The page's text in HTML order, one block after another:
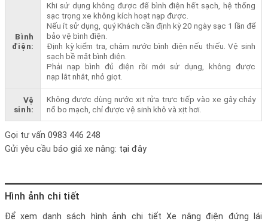
Bình
điện:
Khi sử dụng không được để bình điện hết sạch, hệ thống
sạc trọng xe không kích hoạt nạp được.
Nếu ít sử dụng, quý Khách cần định kỳ 20 ngày sạc 1 lần để
bảo vệ bình điện.
Định kỳ kiểm tra, châm nước bình điện nếu thiếu. Vệ sinh
sạch bề mặt bình điện.
Phải nạp bình đủ điện rồi mới sử dụng, không được
nạp lắt nhắt, nhỏ giọt.
Vệ
sinh:
Không được dùng nước xịt rửa trực tiếp vào xe gây cháy
nổ bo mạch, chỉ được vệ sinh khô và xịt hơi.
Gọi tư vấn 0983 446 248
Gửi yêu cầu báo giá xe nâng: tại đây
Hình ảnh chi tiết
Để xem danh sách hình ảnh chi tiếtXe nâng điện đứng lái